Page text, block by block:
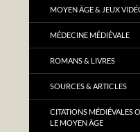
MOYEN ÂGE & JEUX
MÉDECINE MÉDIÉVALE
ROMANS & LIVRES
SOURCES & ARTICLES
CITATIONS MÉDIÉVALES
LE MOYEN ÂGE